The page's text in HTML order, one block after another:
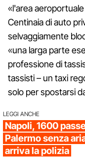
«l'area
Centinaia di auto
selvaggiamente
«una larga parte
professione di
tassisti – un taxi
solo per spostarsi
LEGGI ANCHE
Napoli, 1600
Palermo senza
arriva la polizia